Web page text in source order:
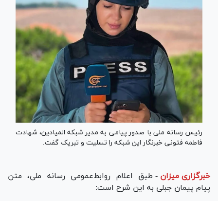
رئیس رسانه ملی با صدور پیامی به مدیر شبکه المیادین، شهادت
فاطمه فتونی خبرنگار این شبکه را تسلیت و تبریک گفت.
خبرگزاری میزان - طبق اعلام روابط‌عمومی رسانه ملی، متن
پیام پیمان جبلی به این شرح است: